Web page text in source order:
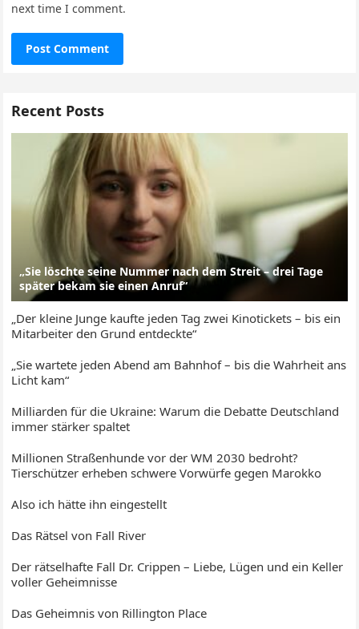
next time I comment.
Recent Posts
„Sie löschte seine Nummer nach dem Streit – drei Tage
später bekam sie einen Anruf“
„Der kleine Junge kaufte jeden Tag zwei Kinotickets – bis ein
Mitarbeiter den Grund entdeckte“
„Sie wartete jeden Abend am Bahnhof – bis die Wahrheit ans
Licht kam“
Milliarden für die Ukraine: Warum die Debatte Deutschland
immer stärker spaltet
Millionen Straßenhunde vor der WM 2030 bedroht?
Tierschützer erheben schwere Vorwürfe gegen Marokko
Also ich hätte ihn eingestellt
Das Rätsel von Fall River
Der rätselhafte Fall Dr. Crippen – Liebe, Lügen und ein Keller
voller Geheimnisse
Das Geheimnis von Rillington Place